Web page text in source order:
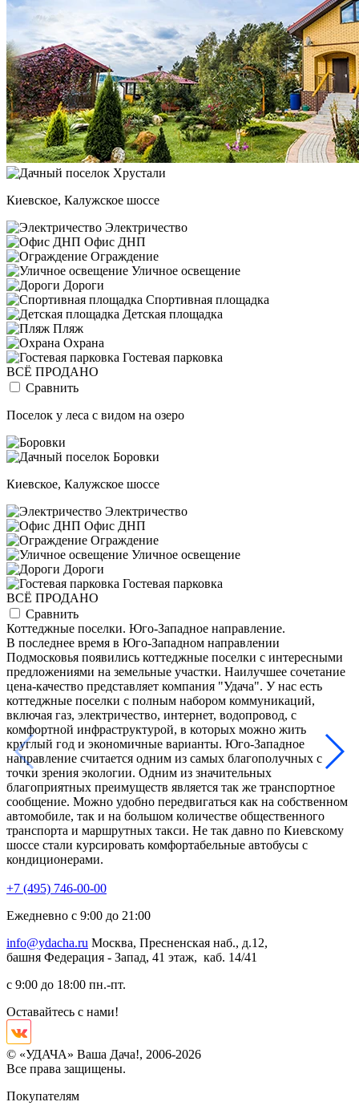
Киевское, Калужское шоссе
Электричество
Офис ДНП
Ограждение
Уличное освещение
Дороги
Спортивная площадка
Детская площадка
Пляж
Охрана
Гостевая парковка
ВСЁ ПРОДАНО
Сравнить
Поселок у леса с видом на озеро
Киевское, Калужское шоссе
Электричество
Офис ДНП
Ограждение
Уличное освещение
Дороги
Гостевая парковка
ВСЁ ПРОДАНО
Сравнить
Коттеджные поселки. Юго-Западное направление.
В последнее время в Юго-Западном направлении
Подмосковья появились коттеджные поселки с интересными
предложениями на земельные участки. Наилучшее сочетание
цена-качество представляет компания "Удача". У нас есть
коттеджные поселки с полным набором коммуникаций,
включая газ, электричество, интернет, водопровод, с
комфортной инфраструктурой, в которых можно жить
круглый год и экономичные варианты. Юго-Западное
направление считается одним из самых благополучных с
точки зрения экологии. Одним из значительных
благоприятных преимуществ является так же транспортное
сообщение. Можно удобно передвигаться как на собственном
автомобиле, так и на большом количестве общественного
транспорта и маршрутных такси. Не так давно по Киевскому
шоссе стали курсировать комфортабельные автобусы с
кондиционерами.
+7 (495) 746-00-00
Ежедневно с 9:00 до 21:00
info@ydacha.ru Москва, Пресненская наб., д.12,
башня Федерация - Запад, 41 этаж, каб. 14/41
с 9:00 до 18:00 пн.-пт.
Оставайтесь с нами!
© «УДАЧА» Ваша Дача!, 2006-2026
Все права защищены.
Покупателям